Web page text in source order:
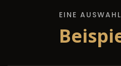
EINE